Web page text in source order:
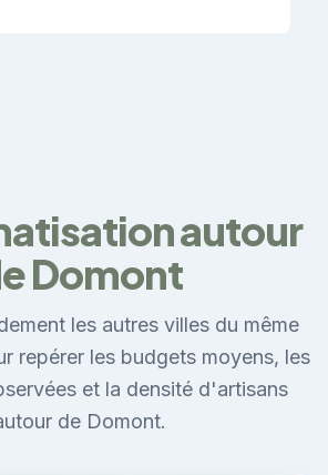
autour
Domont
les autres villes du même
repérer les budgets moyens, les
et la densité d'artisans
de Domont.